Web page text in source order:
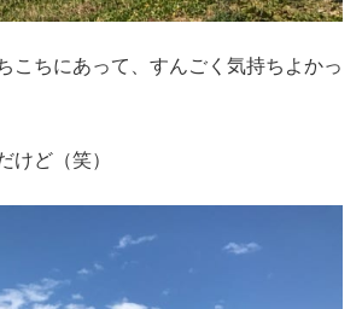
こちにあって、すんごく気持ちよかっ
けど（笑）